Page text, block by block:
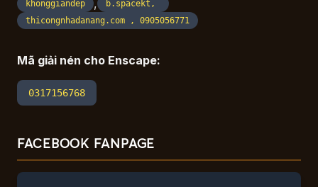
khonggiandep ,
b.spacekt,
thicongnhadanang.com , 0905056771
Mã giải nén cho Enscape:
0317156768
FACEBOOK FANPAGE